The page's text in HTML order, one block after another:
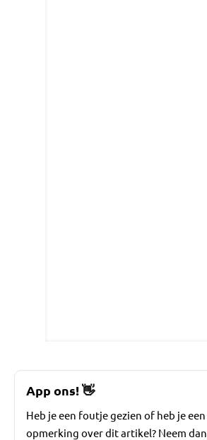
App ons!👋
Heb je een foutje gezien of heb je een
opmerking over dit artikel? Neem dan